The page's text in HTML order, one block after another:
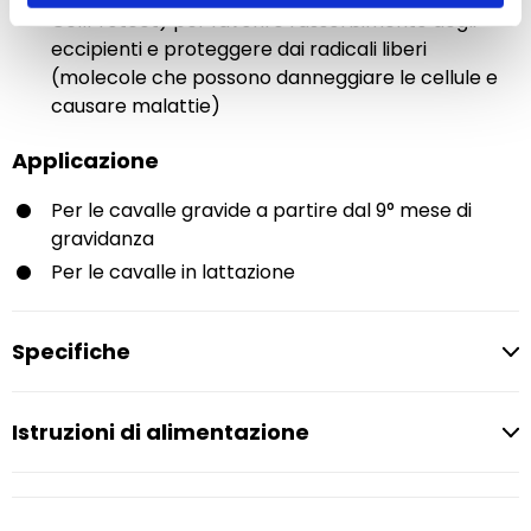
CellProtect) per favorire l'assorbimento degli
eccipienti e proteggere dai radicali liberi
(molecole che possono danneggiare le cellule e
causare malattie)
Applicazione
Per le cavalle gravide a partire dal 9° mese di
gravidanza
Per le cavalle in lattazione
Specifiche
Istruzioni di alimentazione